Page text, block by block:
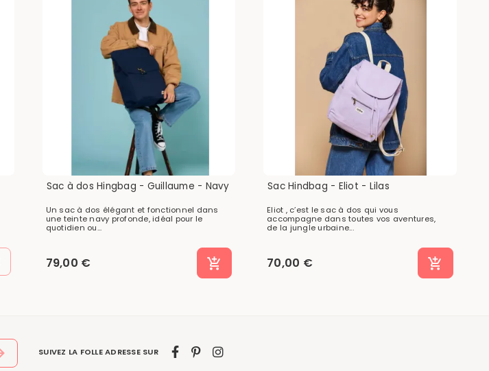
Sac à dos Hingbag - Guillaume - Navy
Un sac à dos élégant et fonctionnel dans
une teinte navy profonde, idéal pour le
quotidien ou...
79,00 €
Sac Hindbag - Eliot - Lilas
Eliot , c’est le sac à dos qui vous
accompagne dans toutes vos aventures,
de la jungle urbaine...
70,00 €
SUIVEZ LA FOLLE ADRESSE SUR